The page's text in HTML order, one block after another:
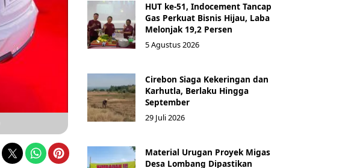
HUT ke-51, Indocement Tancap
Gas Perkuat Bisnis Hijau, Laba
Melonjak 19,2 Persen
5 Agustus 2026
Cirebon Siaga Kekeringan dan
Karhutla, Berlaku Hingga
September
29 Juli 2026
Material Urugan Proyek Migas
Desa Lombang Dipastikan